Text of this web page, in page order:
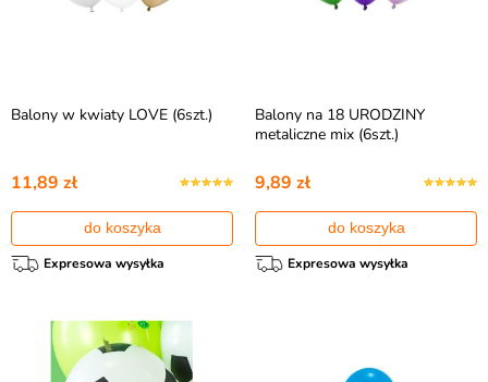
Balony w kwiaty LOVE (6szt.)
11,89 zł
do koszyka
Expresowa wysyłka
Balony na 18 URODZINY
metaliczne mix (6szt.)
9,89 zł
do koszyka
Expresowa wysyłka